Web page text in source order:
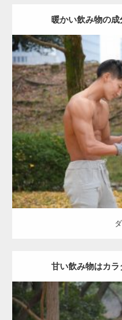
暖かい飲み物の
Category:公園のマッチョ そ
ダウンロード
甘い飲み物はカ